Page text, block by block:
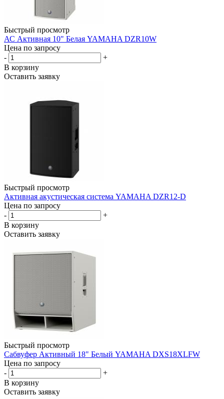
Быстрый просмотр
АС Активная 10" Белая YAMAHA DZR10W
Цена по запросу
-
+
В корзину
Оставить заявку
Быстрый просмотр
Активная акустическая система YAMAHA DZR12-D
Цена по запросу
-
+
В корзину
Оставить заявку
Быстрый просмотр
Сабвуфер Активный 18" Белый YAMAHA DXS18XLFW
Цена по запросу
-
+
В корзину
Оставить заявку